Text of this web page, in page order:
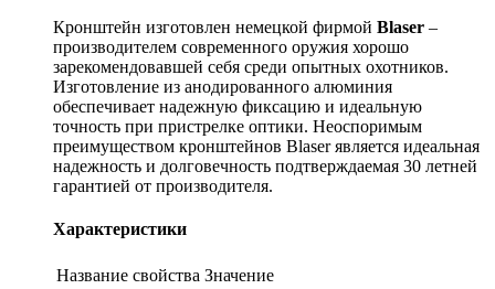
Кронштейн изготовлен немецкой фирмой Blaser –
производителем современного оружия хорошо
зарекомендовавшей себя среди опытных охотников.
Изготовление из анодированного алюминия
обеспечивает надежную фиксацию и идеальную
точность при пристрелке оптики. Неоспоримым
преимуществом кронштейнов Blaser является идеальная
надежность и долговечность подтверждаемая 30 летней
гарантией от производителя.
Характеристики
Название свойства Значение